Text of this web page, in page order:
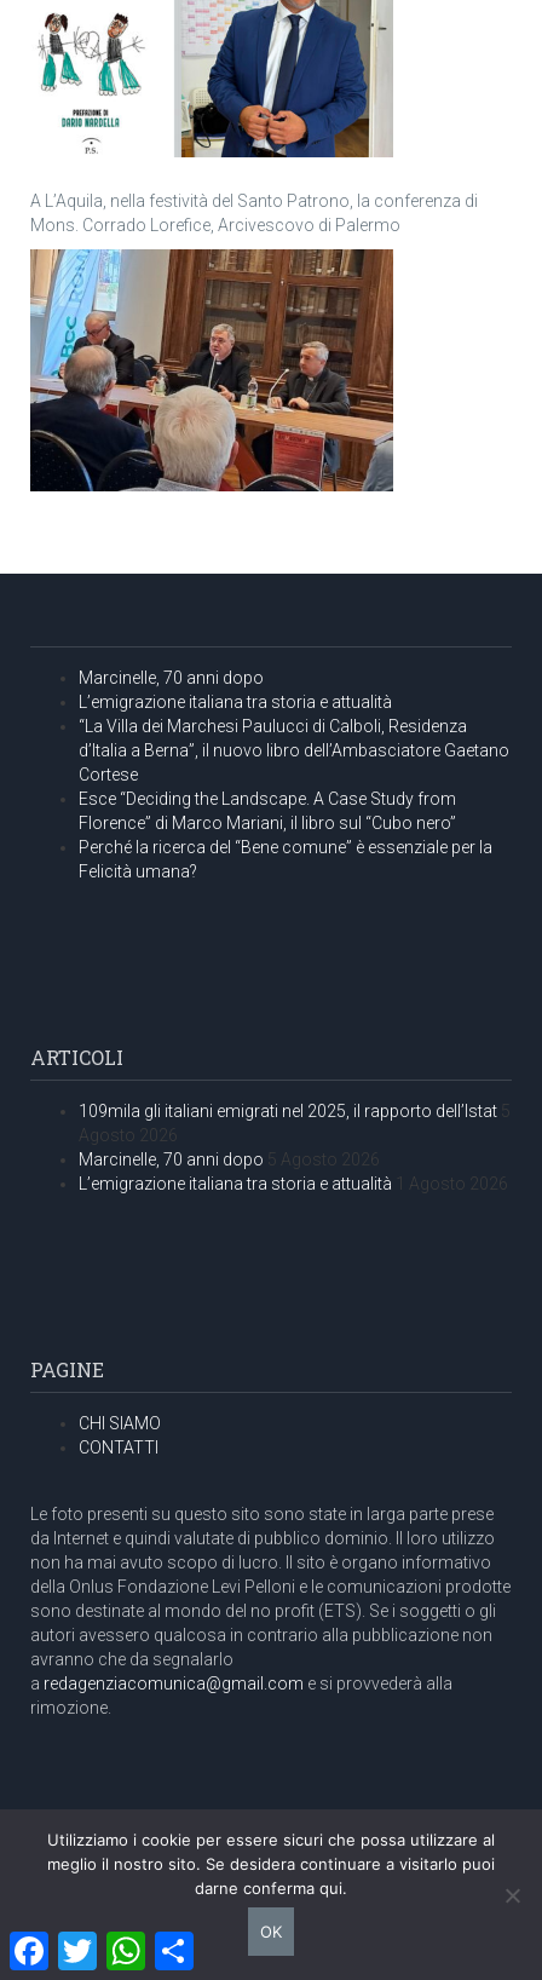
A L’Aquila, nella festività del Santo Patrono, la conferenza di
Mons. Corrado Lorefice, Arcivescovo di Palermo
Marcinelle, 70 anni dopo
L’emigrazione italiana tra storia e attualità
“La Villa dei Marchesi Paulucci di Calboli, Residenza
d’Italia a Berna”, il nuovo libro dell’Ambasciatore Gaetano
Cortese
Esce “Deciding the Landscape. A Case Study from
Florence” di Marco Mariani, il libro sul “Cubo nero”
Perché la ricerca del “Bene comune” è essenziale per la
Felicità umana?
ARTICOLI
109mila gli italiani emigrati nel 2025, il rapporto dell’Istat 5
Agosto 2026
Marcinelle, 70 anni dopo 5 Agosto 2026
L’emigrazione italiana tra storia e attualità 1 Agosto 2026
PAGINE
CHI SIAMO
CONTATTI
Le foto presenti su questo sito sono state in larga parte prese
da Internet e quindi valutate di pubblico dominio. Il loro utilizzo
non ha mai avuto scopo di lucro. Il sito è organo informativo
della Onlus Fondazione Levi Pelloni e le comunicazioni prodotte
sono destinate al mondo del no profit (ETS). Se i soggetti o gli
autori avessero qualcosa in contrario alla pubblicazione non
avranno che da segnalarlo
a redagenziacomunica@gmail.com e si provvederà alla
rimozione.
Copyright 2003 com.unica - Tutti i diritti riservati
Aut. Tribunale di Roma N. 466/2003 dell'11/11/2003
Direttore responsabile: Pino Pelloni [direttore@agenziacomunica.net]
Design by Ethoslab.
FacebookTwitter WhatsAppCondividi
Utilizziamo i cookie per essere sicuri che possa utilizzare al
meglio il nostro sito. Se desidera continuare a visitarlo puoi
darne conferma qui.
OK